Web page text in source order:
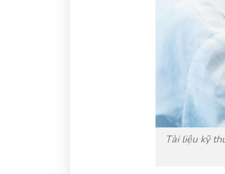
Tài liệu kỹ